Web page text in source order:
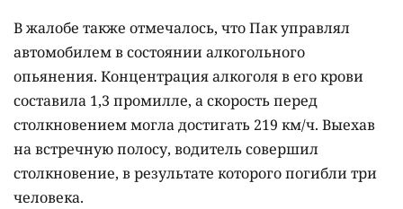
В жалобе также отмечалось, что Пак управлял
автомобилем в состоянии алкогольного
опьянения. Концентрация алкоголя в его крови
составила 1,3 промилле, а скорость перед
столкновением могла достигать 219 км/ч. Выехав
на встречную полосу, водитель совершил
столкновение, в результате которого погибли три
человека.